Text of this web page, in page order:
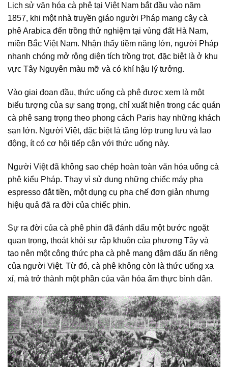
Lịch sử văn hóa cà phê tại Việt Nam bắt đầu vào năm
1857, khi một nhà truyền giáo người Pháp mang cây cà
phê Arabica đến trồng thử nghiệm tại vùng đất Hà Nam,
miền Bắc Việt Nam. Nhận thấy tiềm năng lớn, người Pháp
nhanh chóng mở rộng diện tích trồng trọt, đặc biệt là ở khu
vực Tây Nguyên màu mỡ và có khí hậu lý tưởng.
Vào giai đoạn đầu, thức uống cà phê được xem là một
biểu tượng của sự sang trọng, chỉ xuất hiện trong các quán
cà phê sang trọng theo phong cách Paris hay những khách
sạn lớn. Người Việt, đặc biệt là tầng lớp trung lưu và lao
động, ít có cơ hội tiếp cận với thức uống này.
Người Việt đã không sao chép hoàn toàn văn hóa uống cà
phê kiểu Pháp. Thay vì sử dụng những chiếc máy pha
espresso đắt tiền, một dụng cụ pha chế đơn giản nhưng
hiệu quả đã ra đời của chiếc phin.
Sự ra đời của cà phê phin đã đánh dấu một bước ngoặt
quan trọng, thoát khỏi sự rập khuôn của phương Tây và
tạo nên mộtcông thức pha cà phê mang đậm dấu ấn riêng
của người Việt. Từ đó, cà phê không còn là thức uống xa
xỉ, mà trở thành một phần của văn hóa ẩm thực bình dân.